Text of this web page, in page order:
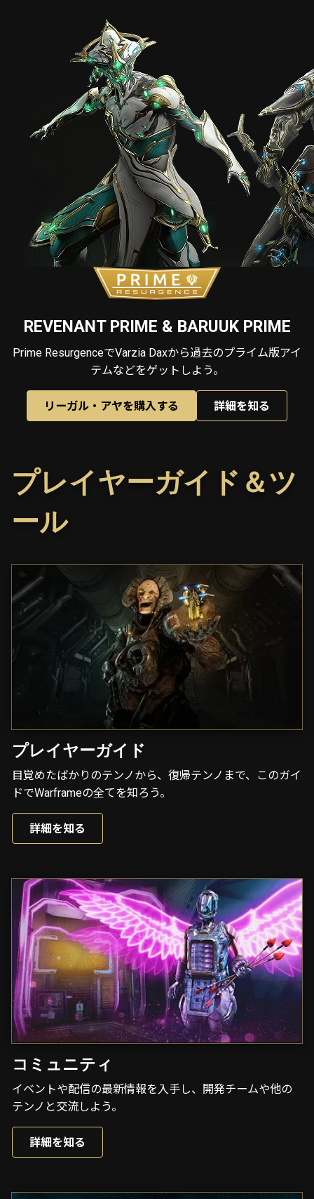
REVENANT PRIME & BARUUK PRIME
Prime ResurgenceでVarzia Daxから過去のプライム版アイ
テムなどをゲットしよう。
リーガル・アヤを購入する 詳細を知る
プレイヤーガイド＆ツ
ール
プレイヤーガイド
目覚めたばかりのテンノから、復帰テンノまで、このガイ
ドでWarframeの全てを知ろう。
詳細を知る
コミュニティ
イベントや配信の最新情報を入手し、開発チームや他の
テンノと交流しよう。
詳細を知る